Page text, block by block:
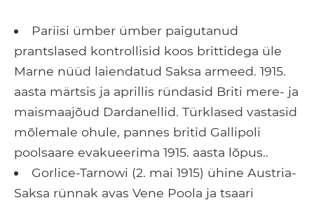
Pariisi ümber ümber paigutanud
prantslased kontrollisid koos brittidega üle
Marne nüüd laiendatud Saksa armeed. 1915.
aasta märtsis ja aprillis ründasid Briti mere- ja
maismaajõud Dardanellid. Türklased vastasid
mõlemale ohule, pannes britid Gallipoli
poolsaare evakueerima 1915. aasta lõpus..
Gorlice-Tarnowi (2. mai 1915) ühine Austria-
Saksa rünnak avas Vene Poola ja tsaari